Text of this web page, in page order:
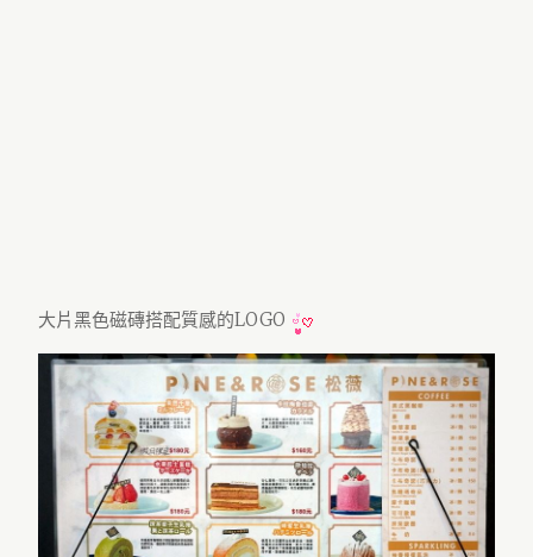
大片黑色磁磚搭配質感的LOGO